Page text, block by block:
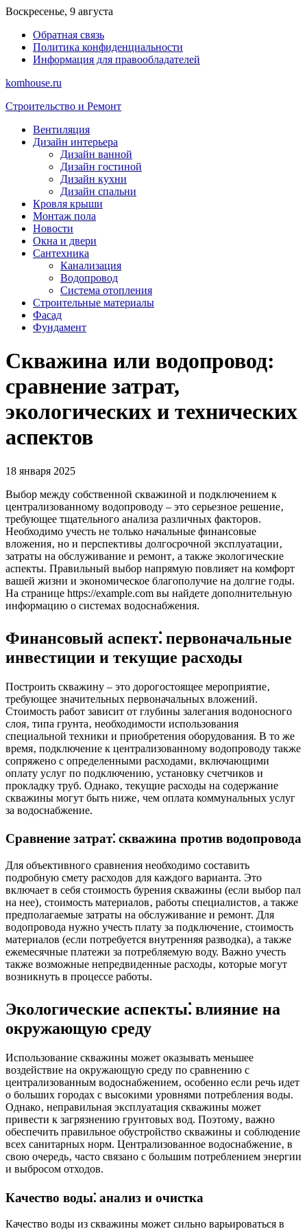
Перейти
содержимому
Воскресенье, 9 августа
Обратная связь
Политика конфиденциальности
Информация для правообладателей
komhouse.ru
Строительство и Ремонт
Вентиляция
Дизайн интерьера
Дизайн ванной
Дизайн гостиной
Дизайн кухни
Дизайн спальни
Кровля крыши
Монтаж пола
Новости
Окна и двери
Сантехника
Канализация
Водопровод
Система отопления
Строительные материалы
Фасад
Фундамент
Скважина или водопровод:
сравнение затрат,
экологических и технических
аспектов
18 января 2025
Выбор между собственной скважиной и подключением к
централизованному водопроводу – это серьезное решение‚
требующее тщательного анализа различных факторов.
Необходимо учесть не только начальные финансовые
вложения‚ но и перспективы долгосрочной эксплуатации‚
затраты на обслуживание и ремонт‚ а также экологические
аспекты. Правильный выбор напрямую повлияет на комфорт
вашей жизни и экономическое благополучие на долгие годы.
На странице https://example.com вы найдете дополнительную
информацию о системах водоснабжения.
Финансовый аспект⁚ первоначальные
инвестиции и текущие расходы
Построить скважину – это дорогостоящее мероприятие‚
требующее значительных первоначальных вложений.
Стоимость работ зависит от глубины залегания водоносного
слоя‚ типа грунта‚ необходимости использования
специальной техники и приобретения оборудования. В то же
время‚ подключение к централизованному водопроводу также
сопряжено с определенными расходами‚ включающими
оплату услуг по подключению‚ установку счетчиков и
прокладку труб. Однако‚ текущие расходы на содержание
скважины могут быть ниже‚ чем оплата коммунальных услуг
за водоснабжение.
Сравнение затрат⁚ скважина против водопровода
Для объективного сравнения необходимо составить
подробную смету расходов для каждого варианта. Это
включает в себя стоимость бурения скважины (если выбор пал
на нее)‚ стоимость материалов‚ работы специалистов‚ а также
предполагаемые затраты на обслуживание и ремонт. Для
водопровода нужно учесть плату за подключение‚ стоимость
материалов (если потребуется внутренняя разводка)‚ а также
ежемесячные платежи за потребляемую воду. Важно учесть
также возможные непредвиденные расходы‚ которые могут
возникнуть в процессе работы.
Экологические аспекты⁚ влияние на
окружающую среду
Использование скважины может оказывать меньшее
воздействие на окружающую среду по сравнению с
централизованным водоснабжением‚ особенно если речь идет
о больших городах с высокими уровнями потребления воды.
Однако‚ неправильная эксплуатация скважины может
привести к загрязнению грунтовых вод. Поэтому‚ важно
обеспечить правильное обустройство скважины и соблюдение
всех санитарных норм. Централизованное водоснабжение‚ в
свою очередь‚ часто связано с большим потреблением энергии
и выбросом отходов.
Качество воды⁚ анализ и очистка
Качество воды из скважины может сильно варьироваться в